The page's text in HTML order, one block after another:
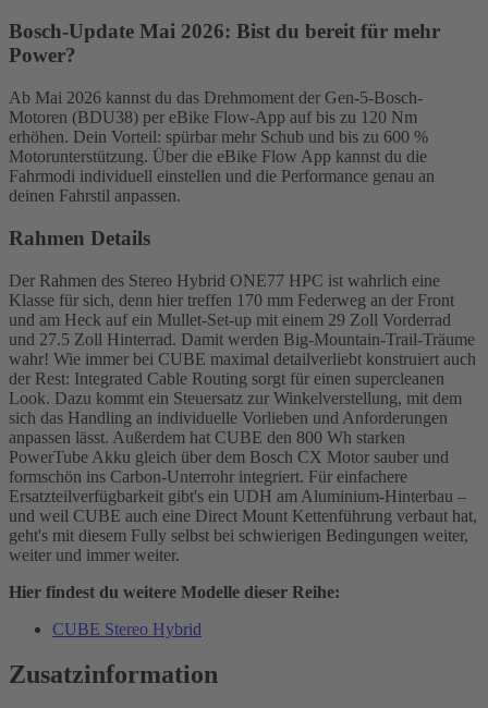
Bosch-Update Mai 2026: Bist du bereit für mehr
Power?
Ab Mai 2026 kannst du das Drehmoment der Gen-5-Bosch-
Motoren (BDU38) per eBike Flow-App auf bis zu 120 Nm
erhöhen. Dein Vorteil: spürbar mehr Schub und bis zu 600 %
Motorunterstützung. Über die eBike Flow App kannst du die
Fahrmodi individuell einstellen und die Performance genau an
deinen Fahrstil anpassen.
Rahmen Details
Der Rahmen des Stereo Hybrid ONE77 HPC ist wahrlich eine
Klasse für sich, denn hier treffen 170 mm Federweg an der Front
und am Heck auf ein Mullet-Set-up mit einem 29 Zoll Vorderrad
und 27.5 Zoll Hinterrad. Damit werden Big-Mountain-Trail-Träume
wahr! Wie immer bei CUBE maximal detailverliebt konstruiert auch
der Rest: Integrated Cable Routing sorgt für einen supercleanen
Look. Dazu kommt ein Steuersatz zur Winkelverstellung, mit dem
sich das Handling an individuelle Vorlieben und Anforderungen
anpassen lässt. Außerdem hat CUBE den 800 Wh starken
PowerTube Akku gleich über dem Bosch CX Motor sauber und
formschön ins Carbon-Unterrohr integriert. Für einfachere
Ersatzteilverfügbarkeit gibt's ein UDH am Aluminium-Hinterbau –
und weil CUBE auch eine Direct Mount Kettenführung verbaut hat,
geht's mit diesem Fully selbst bei schwierigen Bedingungen weiter,
weiter und immer weiter.
Hier findest du weitere Modelle dieser Reihe:
CUBE Stereo Hybrid
Zusatzinformation